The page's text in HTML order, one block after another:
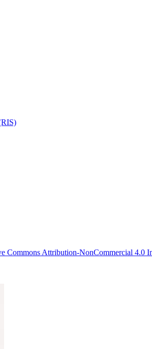
Commons Attribution-NonCommercial 4.0